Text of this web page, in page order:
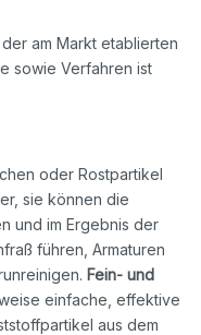
am Markt etablierten
sowie Verfahren ist
oder Rostpartikel
sie können die
und im Ergebnis der
führen, Armaturen
Fein- und
einfache, effektive
aus dem